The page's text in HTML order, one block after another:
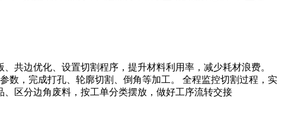
共边优化、设置切割程序，提升材料利用率，减少耗材浪费。
数，完成打孔、轮廓切割、倒角等加工。 全程监控切割过程，实
区分边角废料，按工单分类摆放，做好工序流转交接